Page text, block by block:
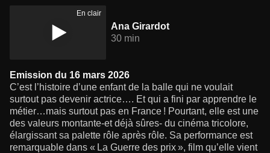
En clair
Ana Girardot
30 min
Emission du 16 mars 2026
C’est l’histoire d’une enfant de la balle qui ne voulait
surtout pas devenir actrice…. Et qui a fini par apprendre le
métier…mais surtout pas en France ! Pourtant, elle est une
des valeurs montante-et déjà sûres- du cinéma tricolore,
élargissant sa palette rôle après rôle. Sa performance est
remarquable dans « La Guerre des prix », film qu’elle vient